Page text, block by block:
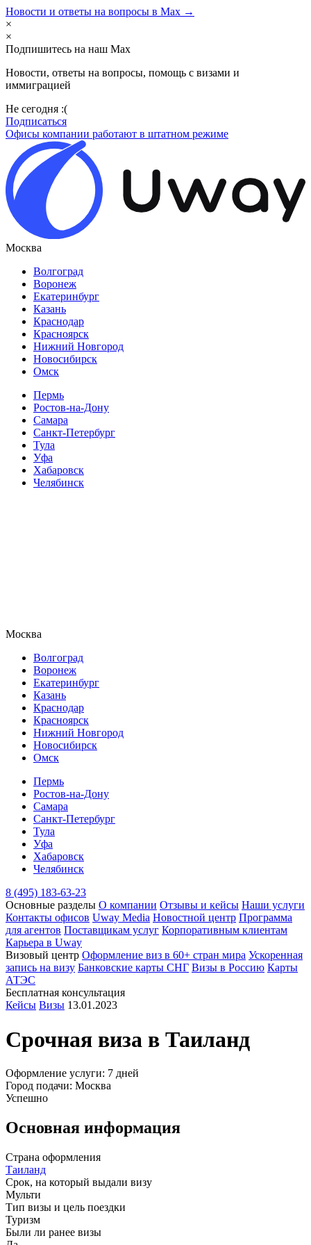
Новости и ответы на вопросы в Max →
×
×
Подпишитесь на наш Max
Новости, ответы на вопросы, помощь с визами и
иммиграцией
Не сегодня :(
Подписаться
Офисы компании работают в штатном режиме
Москва
Волгоград
Воронеж
Екатеринбург
Казань
Краснодар
Красноярск
Нижний Новгород
Новосибирск
Омск
Пермь
Ростов-на-Дону
Самара
Санкт-Петербург
Тула
Уфа
Хабаровск
Челябинск
Москва
Волгоград
Воронеж
Екатеринбург
Казань
Краснодар
Красноярск
Нижний Новгород
Новосибирск
Омск
Пермь
Ростов-на-Дону
Самара
Санкт-Петербург
Тула
Уфа
Хабаровск
Челябинск
8 (495) 183-63-23
Основные разделы О компании Отзывы и кейсы Наши услуги
Контакты офисов Uway Media Новостной центр Программа
для агентов Поставщикам услуг Корпоративным клиентам
Карьера в Uway
Визовый центр Оформление виз в 60+ стран мира Ускоренная
запись на визу Банковские карты СНГ Визы в Россию Карты
АТЭС
Бесплатная консультация
Кейсы Визы 13.01.2023
Срочная виза в Таиланд
Оформление услуги: 7 дней
Город подачи: Москва
Успешно
Основная информация
Страна оформления
Таиланд
Срок, на который выдали визу
Мульти
Тип визы и цель поездки
Туризм
Были ли ранее визы